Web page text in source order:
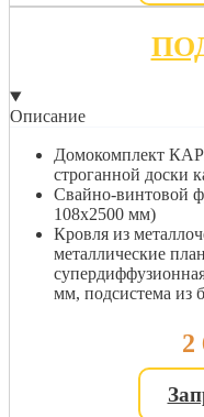
Описание
Домокомплект
строганной доски
Свайно-винтовой
108х2500 мм)
Кровля из
металлические
мм, подсистема из
2